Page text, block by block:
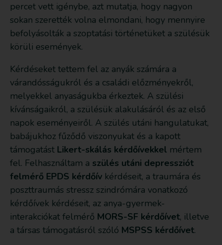
percet vett igénybe, azt mutatja, hogy nagyon
sokan szerették volna elmondani, hogy mennyire
befolyásolták a szoptatási történetüket a szülésük
körüli események.
Kérdéseket tettem fel az anyák számára a
várandósságukról és a családi előzményekről,
melyekkel anyaságukba érkeztek. A szülési
kívánságaikról, a szülésük alakulásáról és az első
napok eseményeiről. A szülés utáni hangulatukat,
babájukhoz fűződő viszonyukat és a kapott
támogatást Likert-skálás kérdőívekkel mértem
fel. Felhasználtam a szülés utáni depressziót
felmérő EPDS kérdőív kérdéseit, a traumára és
poszttraumás stressz szindrómára vonatkozó
kérdőívek kérdéseit, az anya-gyermek-
interakciókat felmérő MORS-SF kérdőívet, illetve
a társas támogatásról szóló MSPSS kérdőívet.